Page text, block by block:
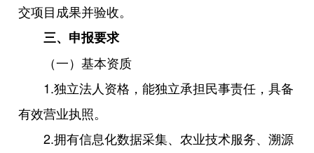
交项目成果并验收。
三、申报要求
（一）基本资质
1.独立法人资格，能独立承担民事责任，具备
有效营业执照。
2.拥有信息化数据采集、农业技术服务、溯源